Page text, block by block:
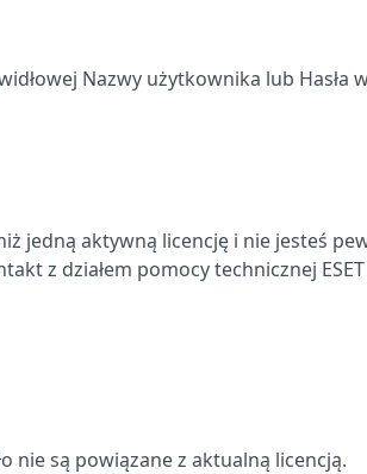
Nazwy użytkownika lub Hasła
jedną aktywną licencję i nie jesteś
z działem pomocy technicznej
nie są powiązane z aktualną licencją.